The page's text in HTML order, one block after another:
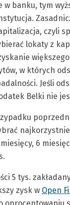
banku, tym
czyli
lokaty z
w których
Jeśli
Belki nie
6
5 tys.
zysk w Open